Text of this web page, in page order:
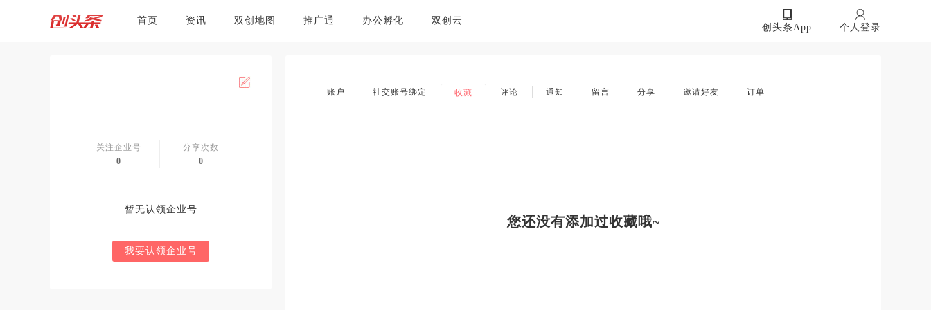
首页 资讯 双创地图 推广通 办公孵化 双创云
创头条App 个人登录
关注企业号
0
分享次数
0
暂无认领企业号
我要认领企业号
账户 社交账号绑定 收藏 评论 通知 留言 分享 邀请好友 订单
您还没有添加过收藏哦~